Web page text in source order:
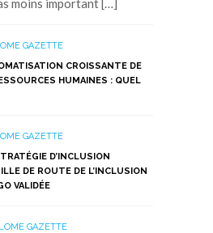
moins important […]
GAZETTE
CROISSANTE DE
HUMAINES : QUEL
GAZETTE
D’INCLUSION
DE ROUTE DE L’INCLUSION
VALIDÉE
LOME GAZETTE